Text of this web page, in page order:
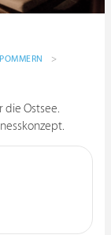
>
die Ostsee.